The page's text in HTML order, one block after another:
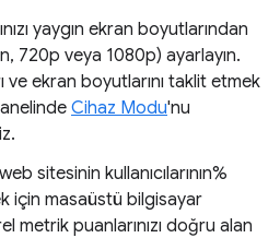
yaygın ekran boyutlarından
720p veya 1080p) ayarlayın.
ve ekran boyutlarını taklit etmek
Cihaz Modu'nu
sitesinin kullanıcılarının%
için masaüstü bilgisayar
metrik puanlarınızı doğru alan